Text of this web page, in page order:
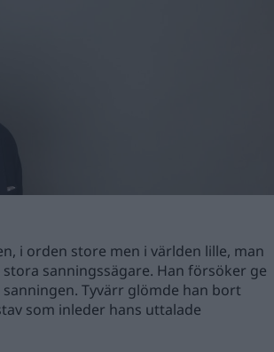
i orden store men i världen lille, man
sanningssägare. Han försöker ge
Tyvärr glömde han bort
som inleder hans uttalade